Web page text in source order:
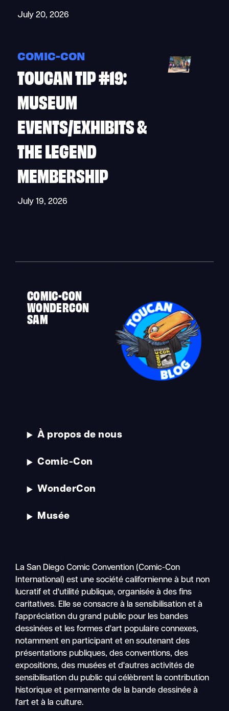
July 20, 2026
COMIC-CON
TOUCAN TIP #19:
MUSEUM
EVENTS/EXHIBITS &
THE LEGEND
MEMBERSHIP
July 19, 2026
COMIC-CON
WONDERCON
SAM
À propos de nous
Comic-Con
WonderCon
Musée
La San Diego Comic Convention (Comic-Con
International) est une société californienne à but non
lucratif et d'utilité publique, organisée à des fins
caritatives. Elle se consacre à la sensibilisation et à
l'appréciation du grand public pour les bandes
dessinées et les formes d'art populaire connexes,
notamment en participant et en soutenant des
présentations publiques, des conventions, des
expositions, des musées et d'autres activités de
sensibilisation du public qui célèbrent la contribution
historique et permanente de la bande dessinée à
l'art et à la culture.